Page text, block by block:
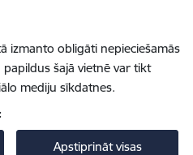
izmanto obligāti nepieciešamās
šajā vietnē var tikt
mediju sīkdatnes.
Apstiprināt visas